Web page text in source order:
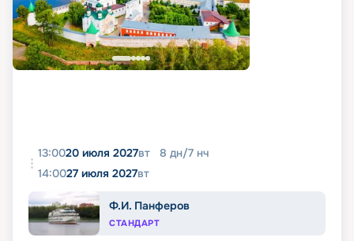
13:0020 июля 2027вт 8 дн/7 нч
14:0027 июля 2027вт
Ф.И. Панферов
СТАНДАРТ